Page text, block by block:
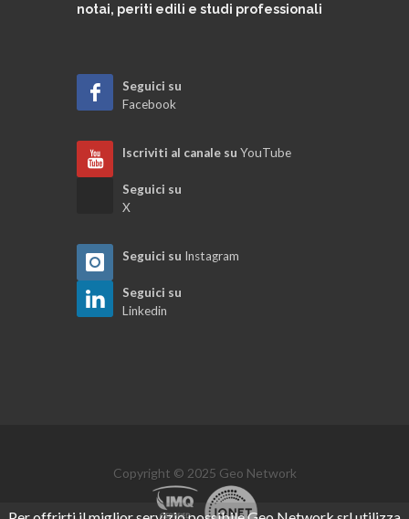
Registro documenti della pratica
Modelli Unici per l'Edilizia
Registro pratiche e stampe correlate
Visual designer parcelle
notai, periti edili e studi professionali
Seguici su
Facebook
Iscriviti al canale su YouTube
Seguici su
X
Seguici su Instagram
Seguici su
Linkedin
Copyright © 2025 Geo Network